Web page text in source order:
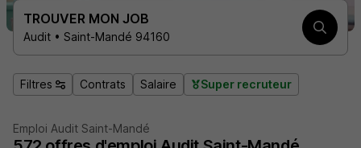
TROUVER MON JOB
Audit • Saint-Mandé 94160
Filtres Contrats Salaire Super recruteur
Emploi Audit Saint-Mandé